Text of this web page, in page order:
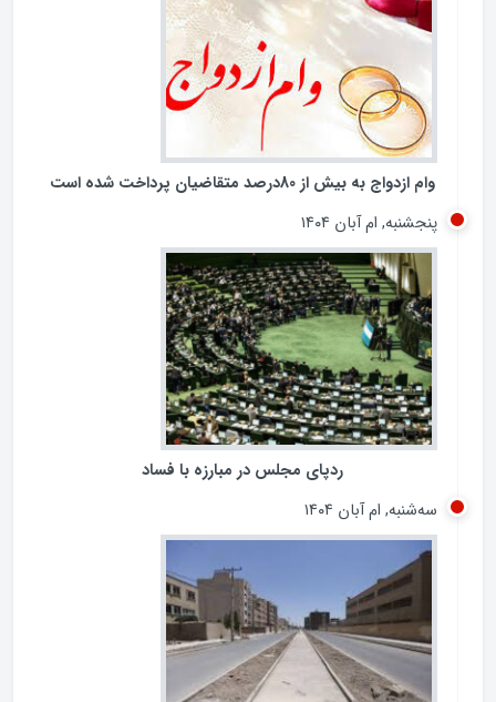
وام ازدواج به بیش از 80درصد متقاضیان پرداخت شده است
پنجشنبه, ام آبان ۱۴۰۴
ردپای مجلس در مبارزه با فساد
سه‌شنبه, ام آبان ۱۴۰۴